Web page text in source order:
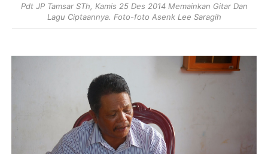
Pdt JP Tamsar STh, Kamis 25 Des 2014 Memainkan Gitar Dan
Lagu Ciptaannya. Foto-foto Asenk Lee Saragih